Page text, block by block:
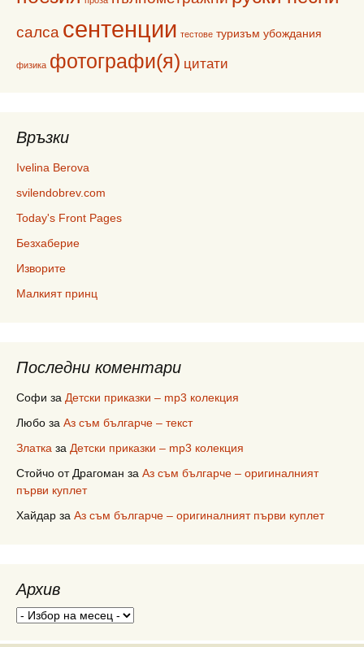
салса сентенции тестове туризъм убождания
физика фотографи(я) цитати
Връзки
Ivelina Berova
svilendobrev.com
Today's Front Pages
Безхаберие
Изворите
Малкият принц
Последни коментари
Софи за Детски приказки – mp3 колекция
Любо за Аз съм българче – текст
Златка за Детски приказки – mp3 колекция
Стойчо от Драгоман за Аз съм българче – оригиналният
първи куплет
Хайдар за Аз съм българче – оригиналният първи куплет
Архив
Архив